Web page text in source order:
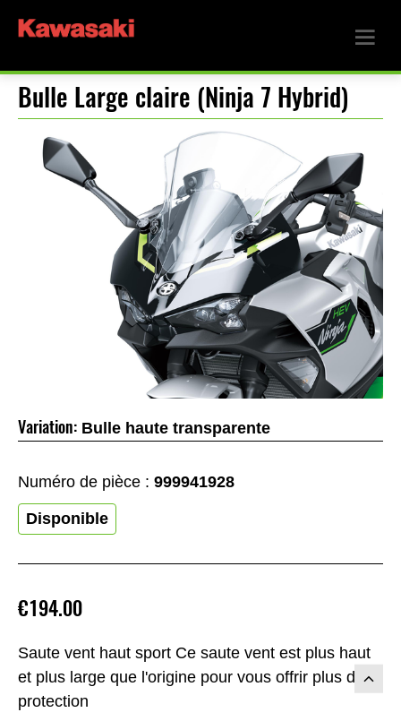
Bulle Large claire (Ninja 7 Hybrid)
Saute vent haut sport Ce saute vent est plus haut
et plus large que l'origine pour vous offrir plus de
protection
€194.00
Variation: Bulle haute transparente
Numéro de pièce : 999941928
Disponible